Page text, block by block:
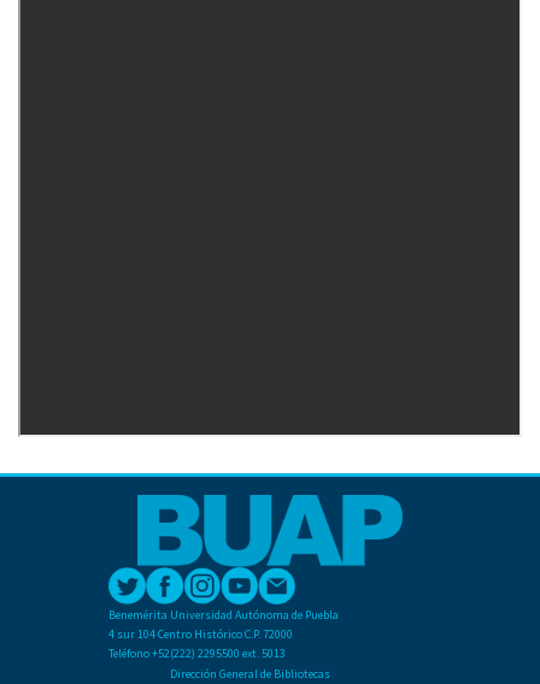
Benemérita Universidad Autónoma de Puebla
4 sur 104 Centro Histórico C.P. 72000
Teléfono +52(222) 2295500 ext. 5013
Dirección General de Bibliotecas